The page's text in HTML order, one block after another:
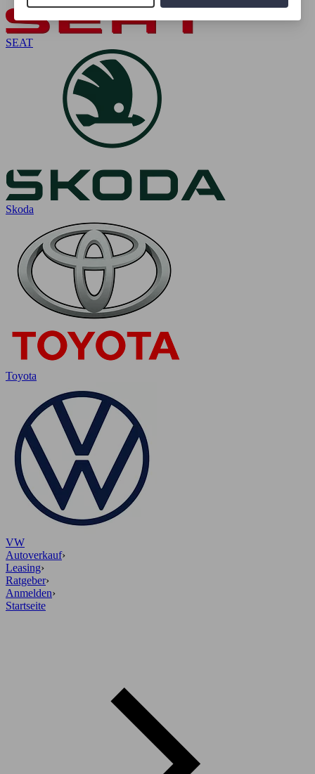
SEAT
Skoda
Toyota
VW
Autoverkauf›
Leasing›
Ratgeber›
Anmelden›
Startseite